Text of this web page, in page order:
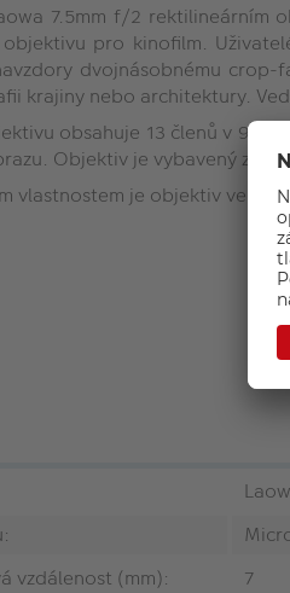
7.5mm f/2 rektilineárním
objektivu pro kinofilm.
dvojnásobnému
krajiny nebo architektury.
obsahuje 13 členů v 9
Objektiv je vybavený
vlastnostem je objektiv velice
vzdálenost (mm):
7